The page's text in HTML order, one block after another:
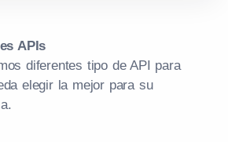
APIs
diferentes tipo de API para
elegir la mejor para su